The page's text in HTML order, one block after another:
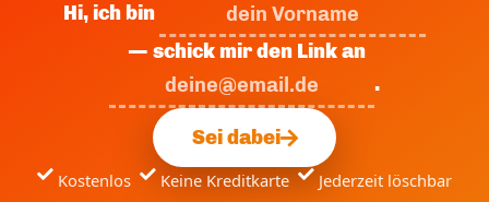
Hi, ich bin
— schick mir den Link an
.
Sei dabei
Kostenlos Keine Kreditkarte Jederzeit löschbar